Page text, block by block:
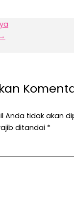
→
Anda tidak akan
ditandai *